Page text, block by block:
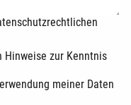
Hinweise zur Kenntnis
meiner Daten